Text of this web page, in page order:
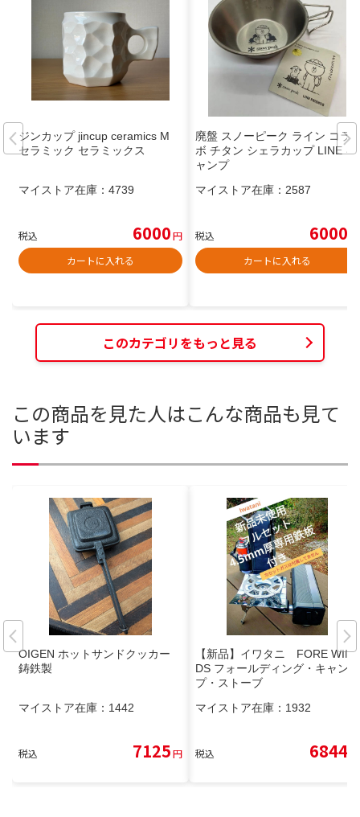
ジンカップ jincup ceramics M
セラミック セラミックス
マイストア在庫： 4739
税込 6000円
カートに入れる
廃盤 スノーピーク ライン コラ
ボ チタン シェラカップ LINE キ
ャンプ
マイストア在庫： 2587
税込 6000
カートに入れる
このカテゴリをもっと見る
この商品を見た人はこんな商品も見て
います
OIGEN ホットサンドクッカー
鋳鉄製
マイストア在庫： 1442
税込 7125円
【新品】イワタニ FORE WIN
DS フォールディング・キャン
プ・ストーブ
マイストア在庫： 1932
税込 6844